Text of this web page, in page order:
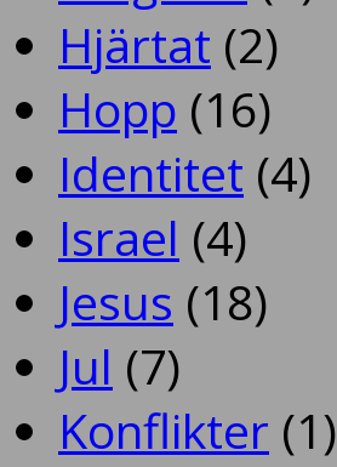
Hjärtat (2)
Hopp (16)
Identitet (4)
Israel (4)
Jesus (18)
Jul (7)
Konflikter (1)